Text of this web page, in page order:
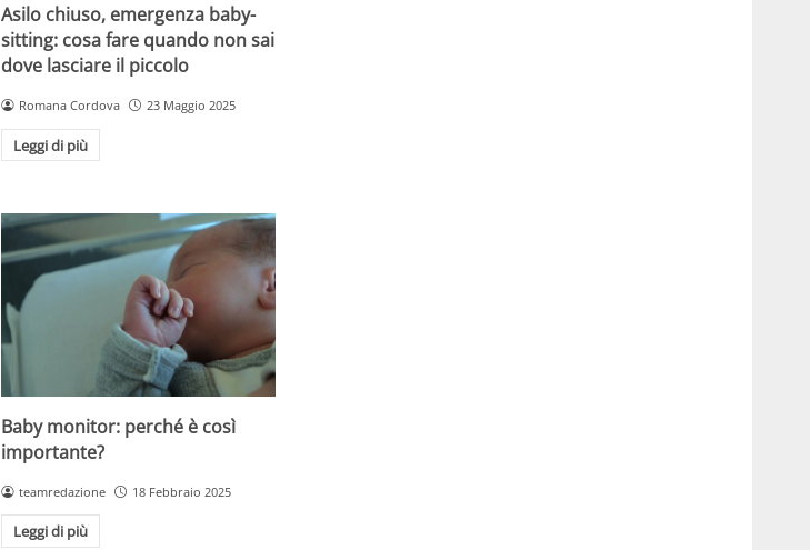
Asilo chiuso, emergenza baby-
sitting: cosa fare quando non sai
dove lasciare il piccolo
Romana Cordova 23 Maggio 2025
Leggi di più
Baby monitor: perché è così
importante?
teamredazione 18 Febbraio 2025
Leggi di più